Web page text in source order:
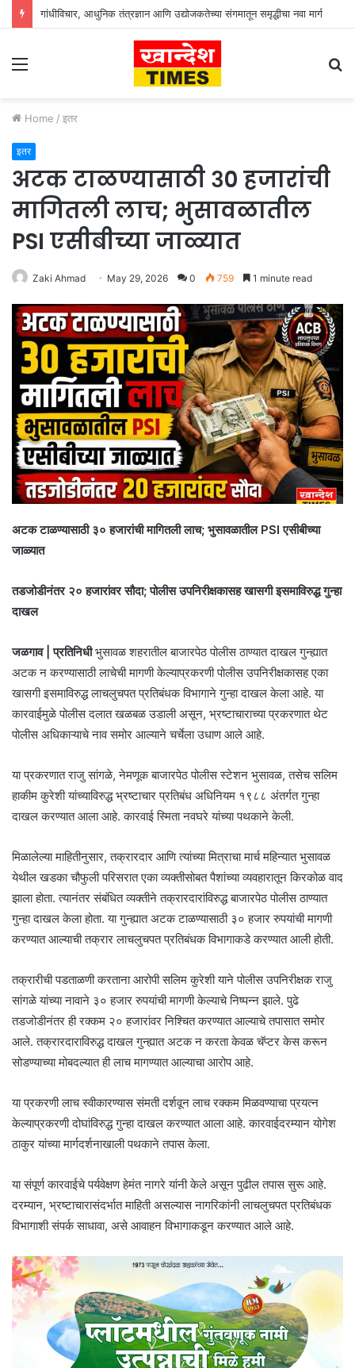
गांधीविचार, आधुनिक तंत्रज्ञान आणि उद्योजकतेच्या संगमातून समृद्धीचा नवा मार्ग
Menu
Home / इतर
इतर
अटक टाळण्यासाठी ३० हजारांची
मागितली लाच; भुसावळातील
PSI एसीबीच्या जाळ्यात
Zaki Ahmad May 29, 2026 0 759 1 minute read
अटक टाळण्यासाठी ३० हजारांची मागितली लाच; भुसावळातील PSI एसीबीच्या
जाळ्यात
तडजोडीनंतर २० हजारांवर सौदा; पोलीस उपनिरीक्षकासह खासगी इसमाविरुद्ध गुन्हा
दाखल
जळगाव | प्रतिनिधीभुसावळ शहरातील बाजारपेठ पोलीस ठाण्यात दाखल गुन्ह्यात
अटक न करण्यासाठी लाचेची मागणी केल्याप्रकरणी पोलीस उपनिरीक्षकासह एका
खासगी इसमाविरुद्ध लाचलुचपत प्रतिबंधक विभागाने गुन्हा दाखल केला आहे. या
कारवाईमुळे पोलीस दलात खळबळ उडाली असून, भ्रष्टाचाराच्या प्रकरणात थेट
पोलीस अधिकाऱ्याचे नाव समोर आल्याने चर्चेला उधाण आले आहे.
या प्रकरणात राजु सांगळे, नेमणूक बाजारपेठ पोलीस स्टेशन भुसावळ, तसेच सलिम
हाकीम कुरेशी यांच्याविरुद्ध भ्रष्टाचार प्रतिबंध अधिनियम १९८८ अंतर्गत गुन्हा
दाखल करण्यात आला आहे. कारवाई स्मिता नवघरे यांच्या पथकाने केली.
मिळालेल्या माहितीनुसार, तक्रारदार आणि त्यांच्या मित्राचा मार्च महिन्यात भुसावळ
येथील खडका चौफुली परिसरात एका व्यक्तीसोबत पैशांच्या व्यवहारातून किरकोळ वाद
झाला होता. त्यानंतर संबंधित व्यक्तीने तक्रारदारांविरुद्ध बाजारपेठ पोलीस ठाण्यात
गुन्हा दाखल केला होता. या गुन्ह्यात अटक टाळण्यासाठी ३० हजार रुपयांची मागणी
करण्यात आल्याची तक्रार लाचलुचपत प्रतिबंधक विभागाकडे करण्यात आली होती.
तक्रारीची पडताळणी करताना आरोपी सलिम कुरेशी याने पोलीस उपनिरीक्षक राजु
सांगळे यांच्या नावाने ३० हजार रुपयांची मागणी केल्याचे निष्पन्न झाले. पुढे
तडजोडीनंतर ही रक्कम २० हजारांवर निश्चित करण्यात आल्याचे तपासात समोर
आले. तक्रारदाराविरुद्ध दाखल गुन्ह्यात अटक न करता केवळ चॅप्टर केस करून
सोडण्याच्या मोबदल्यात ही लाच मागण्यात आल्याचा आरोप आहे.
या प्रकरणी लाच स्वीकारण्यास संमती दर्शवून लाच रक्कम मिळवण्याचा प्रयत्न
केल्याप्रकरणी दोघांविरुद्ध गुन्हा दाखल करण्यात आला आहे. कारवाईदरम्यान योगेश
ठाकुर यांच्या मार्गदर्शनाखाली पथकाने तपास केला.
या संपूर्ण कारवाईचे पर्यवेक्षण हेमंत नागरे यांनी केले असून पुढील तपास सुरू आहे.
दरम्यान, भ्रष्टाचारासंदर्भात माहिती असल्यास नागरिकांनी लाचलुचपत प्रतिबंधक
विभागाशी संपर्क साधावा, असे आवाहन विभागाकडून करण्यात आले आहे.